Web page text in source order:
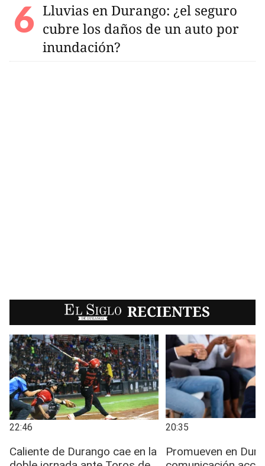
Lluvias en Durango: ¿el seguro
cubre los daños de un auto por
inundación?
EL SIGLO RECIENTES